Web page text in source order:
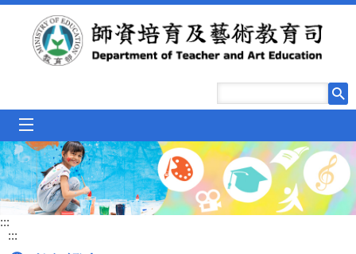
跳到主要內容區塊
:::
:::